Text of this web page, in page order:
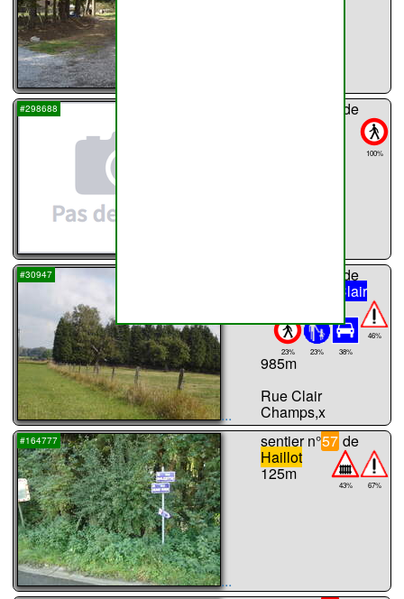
#298688 de
100%
#30947
...
de
Rue Clair
46%
38%
23%
23%
985m
Rue Clair
Champs,x
#164777
...
sentier n°57 de
Haillot
67%
43%
125m